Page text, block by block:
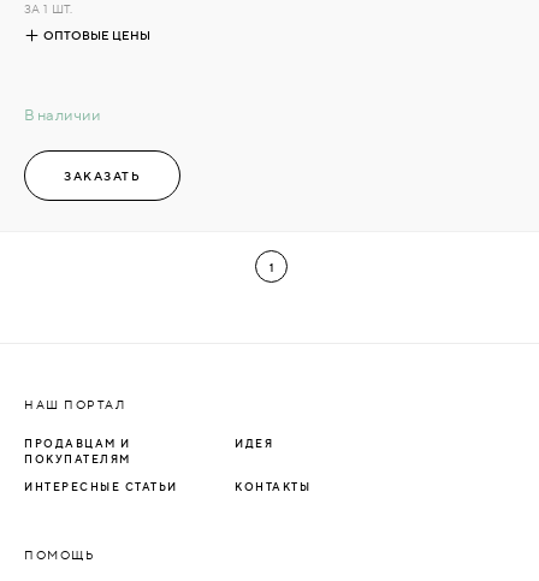
В наличии
ЗА 1 ШТ.
ОПТОВЫЕ ЦЕНЫ
ЗАКАЗАТЬ
1
НАШ ПОРТАЛ
ПРОДАВЦАМ И
ПОКУПАТЕЛЯМ
ИДЕЯ
ИНТЕРЕСНЫЕ СТАТЬИ КОНТАКТЫ
ПОМОЩЬ